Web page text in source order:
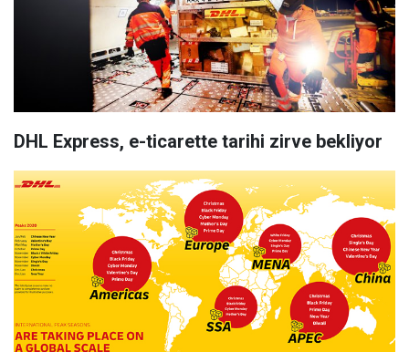
DHL Express, e-ticarette tarihi zirve bekliyor